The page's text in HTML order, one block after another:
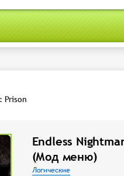
Prison
Endless
(Мод меню)
Логические